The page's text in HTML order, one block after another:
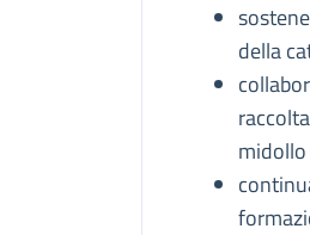
della